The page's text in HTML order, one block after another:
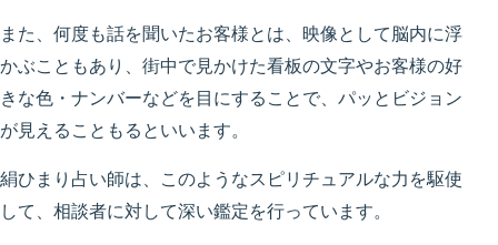
また、何度も話を聞いたお客様とは、映像として脳内に浮
かぶこともあり、街中で見かけた看板の文字やお客様の好
きな色・ナンバーなどを目にすることで、パッとビジョン
が見えることもるといいます。
絹ひまり占い師は、このようなスピリチュアルな力を駆使
して、相談者に対して深い鑑定を行っています。